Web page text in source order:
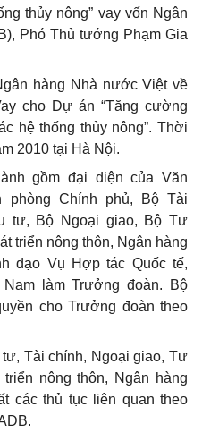
thủy nông” vay vốn Ngân
Phó Thủ tướng Phạm Gia
hàng Nhà nước Việt về
cho Dự án “Tăng cường
hệ thống thủy nông”. Thời
2010 tại Hà Nội.
gồm đại diện của Văn
phòng Chính phủ, Bộ Tài
tư, Bộ Ngoại giao, Bộ Tư
triển nông thôn, Ngân hàng
đạo Vụ Hợp tác Quốc tế,
làm Trưởng đoàn. Bộ
cho Trưởng đoàn theo
Tài chính, Ngoại giao, Tư
nông thôn, Ngân hàng
các thủ tục liên quan theo